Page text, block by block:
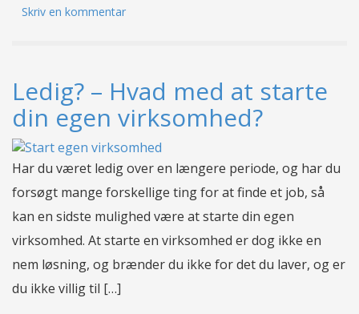
Skriv en kommentar
Ledig? – Hvad med at starte
din egen virksomhed?
Har du været ledig over en længere periode, og har du
forsøgt mange forskellige ting for at finde et job, så
kan en sidste mulighed være at starte din egen
virksomhed. At starte en virksomhed er dog ikke en
nem løsning, og brænder du ikke for det du laver, og er
du ikke villig til […]